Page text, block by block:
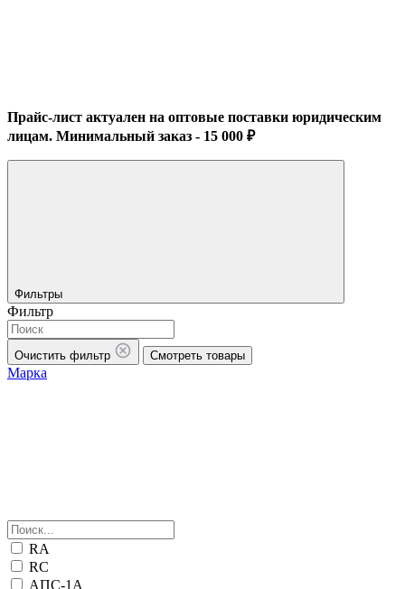
Прайс-лист актуален на оптовые поставки юридическим
лицам. Минимальный заказ - 15 000 ₽
Фильтры
Фильтр
Очистить фильтр Смотреть товары
Марка
RA
RC
АПС-1А